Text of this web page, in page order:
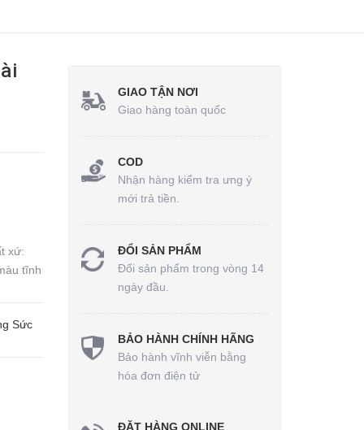
xứ:
tĩnh
Sức
GIAO TẬN NƠI
Giao hàng toàn quốc
COD
Nhận hàng kiểm tra ưng ý
mới trả tiền.
ĐỔI SẢN PHẨM
Đổi sản phẩm trong vòng 14
ngày đầu.
BẢO HÀNH CHÍNH HÃNG
Bảo hành vĩnh viễn bằng
hóa đơn điện tử
ĐẶT HÀNG ONLINE